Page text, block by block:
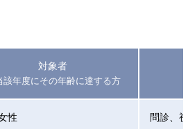
対象者
年度にその年齢に達する方
性 問診、